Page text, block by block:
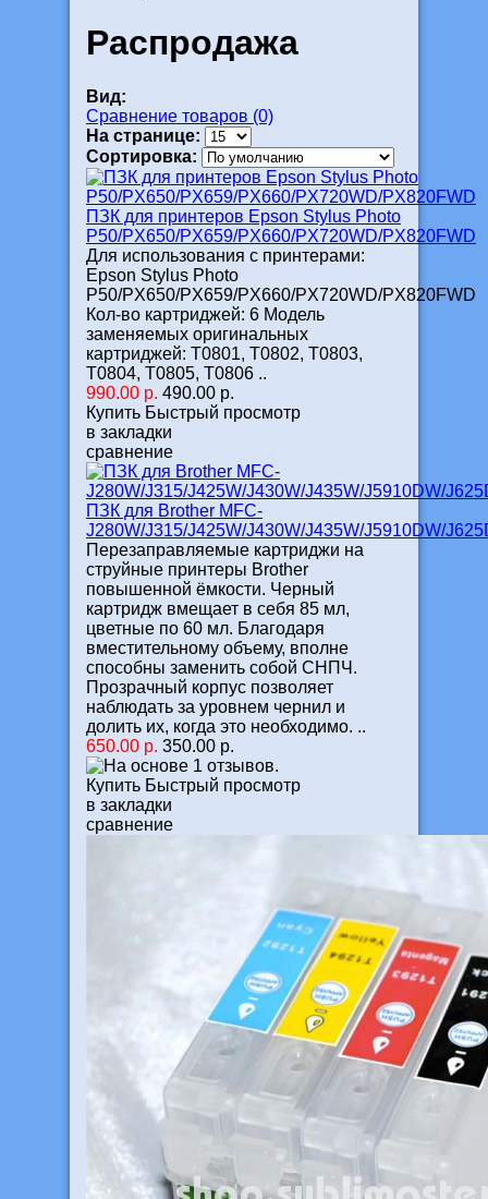
Распродажа
Вид:
Сравнение товаров (0)
На странице:
Сортировка:
ПЗК для принтеров Epson Stylus Photo
P50/PX650/PX659/PX660/PX720WD/PX820FWD
Для использования с принтерами:
Epson Stylus Photo
P50/PX650/PX659/PX660/PX720WD/PX820FWD
Кол-во картриджей: 6 Модель
заменяемых оригинальных
картриджей: Т0801, Т0802, Т0803,
Т0804, Т0805, Т0806 ..
990.00 р. 490.00 р.
Купить Быстрый просмотр
в закладки
сравнение
ПЗК для Brother MFC-
J280W/J315/J425W/J430W/J435W/J5910DW/
Перезаправляемые картриджи на
струйные принтеры Brother
повышенной ёмкости. Черный
картридж вмещает в себя 85 мл,
цветные по 60 мл. Благодаря
вместительному объему, вполне
способны заменить собой СНПЧ.
Прозрачный корпус позволяет
наблюдать за уровнем чернил и
долить их, когда это необходимо. ..
650.00 р. 350.00 р.
Купить Быстрый просмотр
в закладки
сравнение